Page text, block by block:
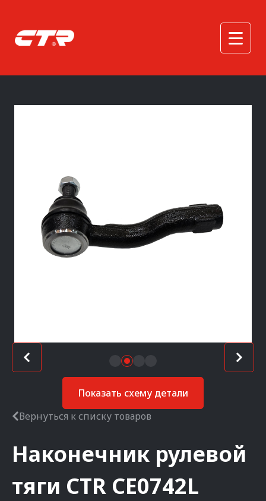
Показать схему детали
Вернуться к списку товаров
Наконечник рулевой
тяги CTR CE0742L